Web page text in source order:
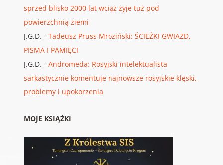
sprzed blisko 2000 lat wciąż żyje tuż pod
powierzchnią ziemi
J.G.D. - Tadeusz Pruss Mroziński: ŚCIEŻKI GWIAZD,
PISMA I PAMIĘCI
J.G.D. - Andromeda: Rosyjski intelektualista
sarkastycznie komentuje najnowsze rosyjskie klęski,
problemy i upokorzenia
MOJE KSIĄŻKI